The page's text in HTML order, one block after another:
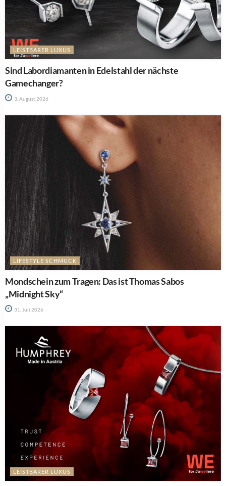
LEISTBARER LUXUS
Sind Labordiamanten in Edelstahl der nächste
Gamechanger?
3. August 2026
LIFESTYLE SCHMUCK
Mondschein zum Tragen: Das ist Thomas Sabos
„Midnight Sky“
31. Juli 2026
LEISTBARER LUXUS